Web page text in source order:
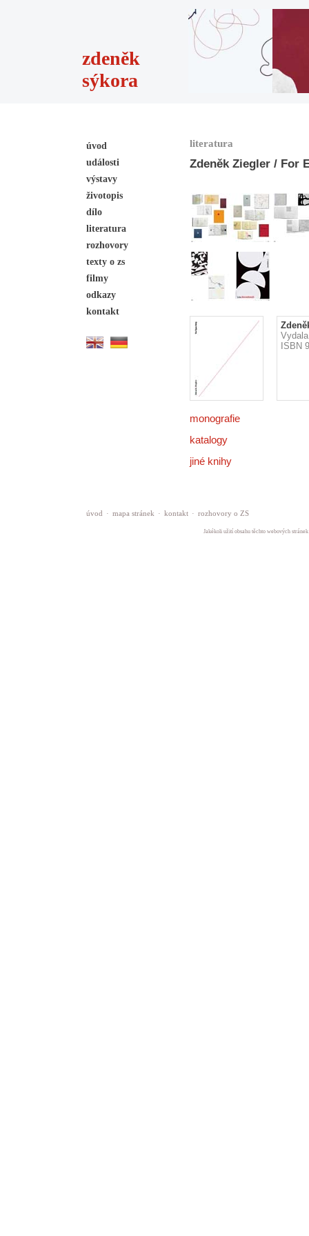
zdeněk
sýkora
úvod
události
výstavy
životopis
dílo
literatura
rozhovory
texty o zs
filmy
odkazy
kontakt
literatura
Zdeněk Ziegler / For
ISBN
monografie
katalogy
jiné knihy
úvod · mapa stránek · kontakt · rozhovory o ZS
Jakékoli užití obsahu těchto webových